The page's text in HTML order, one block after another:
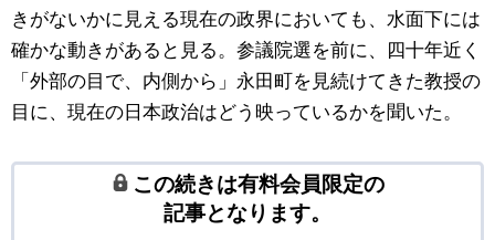
きがないかに見える現在の政界においても、水面下には
確かな動きがあると見る。参議院選を前に、四十年近く
「外部の目で、内側から」永田町を見続けてきた教授の
目に、現在の日本政治はどう映っているかを聞いた。
この続きは有料会員限定の
記事となります。